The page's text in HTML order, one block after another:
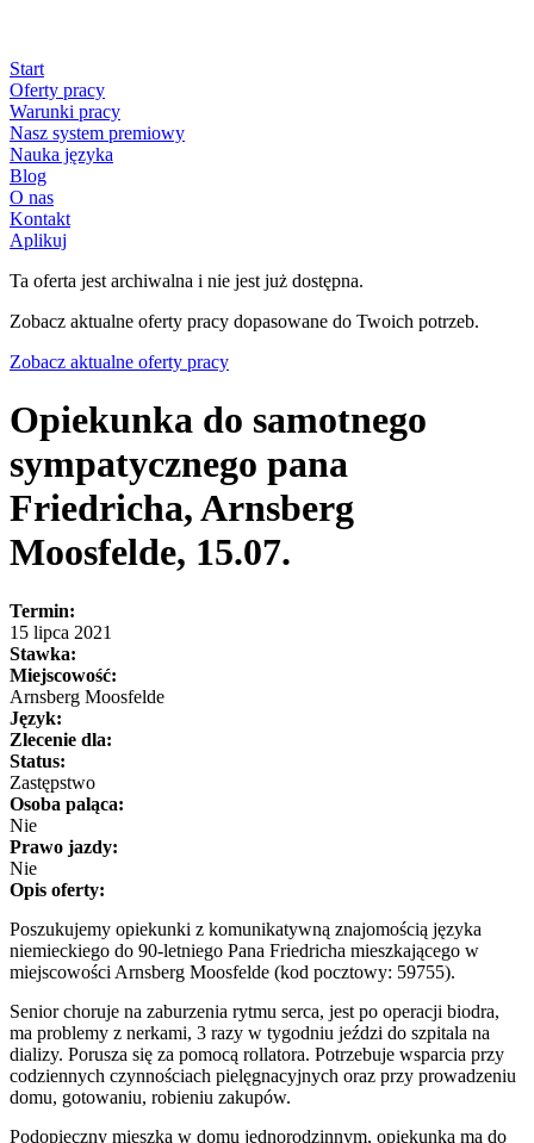
Start
Oferty pracy
Warunki pracy
Nasz system premiowy
Nauka języka
Blog
O nas
Kontakt
Aplikuj
Ta oferta jest archiwalna i nie jest już dostępna.
Zobacz aktualne oferty pracy dopasowane do Twoich potrzeb.
Zobacz aktualne oferty pracy
Opiekunka do samotnego
sympatycznego pana
Friedricha, Arnsberg
Moosfelde, 15.07.
Termin:
15 lipca 2021
Stawka:
Miejscowość:
Arnsberg Moosfelde
Język:
Zlecenie dla:
Status:
Zastępstwo
Osoba paląca:
Nie
Prawo jazdy:
Nie
Opis oferty:
Poszukujemy opiekunki z komunikatywną znajomością języka
niemieckiego do 90-letniego Pana Friedricha mieszkającego w
miejscowości Arnsberg Moosfelde (kod pocztowy: 59755).
Senior choruje na zaburzenia rytmu serca, jest po operacji biodra,
ma problemy z nerkami, 3 razy w tygodniu jeździ do szpitala na
dializy. Porusza się za pomocą rollatora. Potrzebuje wsparcia przy
codziennych czynnościach pielęgnacyjnych oraz przy prowadzeniu
domu, gotowaniu, robieniu zakupów.
Podopieczny mieszka w domu jednorodzinnym, opiekunka ma do